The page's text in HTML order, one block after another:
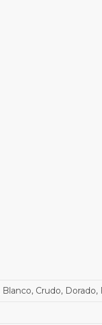
Crudo, Dorado,